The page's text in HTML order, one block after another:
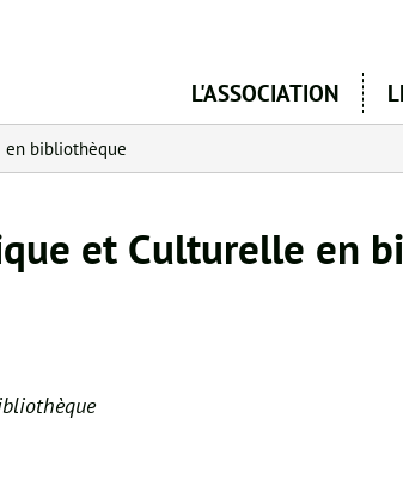
principalL'ASSOCIATION
bibliothèque
et Culturelle en